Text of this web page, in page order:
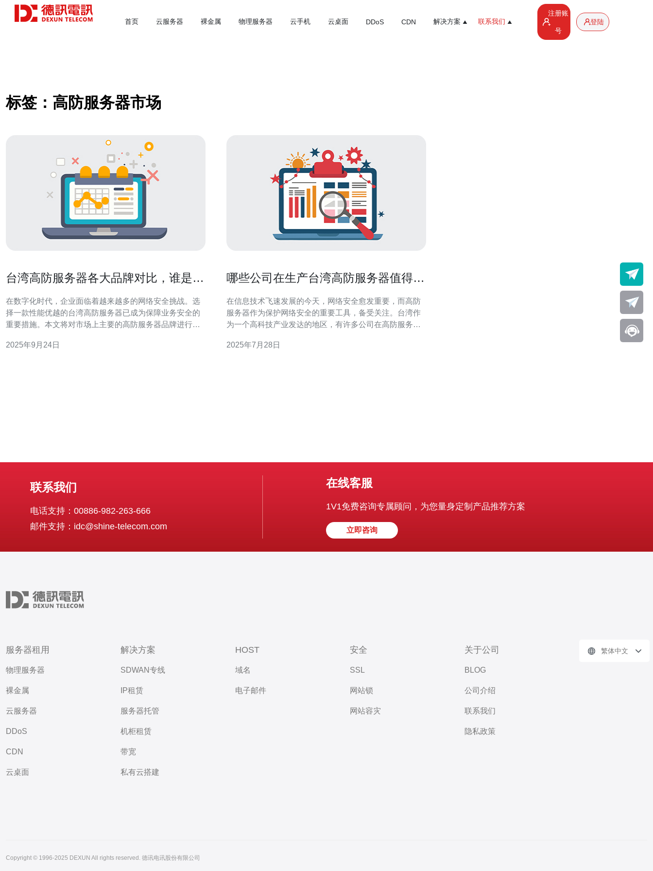
首页 云服务器 裸金属 物理服务器 云手机 云桌面 DDoS CDN 解决方案 联系我们
注册账
号
登陆
标签：高防服务器市场
台湾高防服务器各大品牌对比，谁是市
在数字化时代，企业面临着越来越多的网络安全挑战。选
择一款性能优越的台湾高防服务器已成为保障业务安全的
重要措施。本文将对市场上主要的高防服务器品牌进行全
场领头羊，帮助用户做出更明智的选择。 台湾高防服务器
2025年9月24日
哪些公司在生产台湾高防服务器值得关
在信息技术飞速发展的今天，网络安全愈发重要，而高防
服务器作为保护网络安全的重要工具，备受关注。台湾作
为一个高科技产业发达的地区，有许多公司在高防服务器
产台湾高防服务器值得关注，并提供实用的选择指南。 1.
2025年7月28日
联系我们
电话支持：00886-982-263-666
邮件支持：idc@shine-telecom.com
在线客服
1V1免费咨询专属顾问，为您量身定制产品推荐方案
立即咨询
服务器租用
物理服务器
裸金属
云服务器
DDoS
CDN
云桌面
解决方案
SDWAN专线
IP租赁
服务器托管
机柜租赁
带宽
私有云搭建
HOST
域名
电子邮件
安全
SSL
网站锁
网站容灾
关于公司
BLOG
公司介绍
联系我们
隐私政策
繁体中文
Copyright © 1996-2025 DEXUN All rights reserved. 德讯电讯股份有限公司